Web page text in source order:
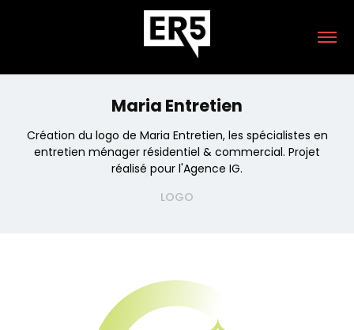
Maria Entretien
Création du logo de Maria Entretien, les spécialistes en
entretien ménager résidentiel & commercial. Projet
réalisé pour l'Agence IG.
LOGO